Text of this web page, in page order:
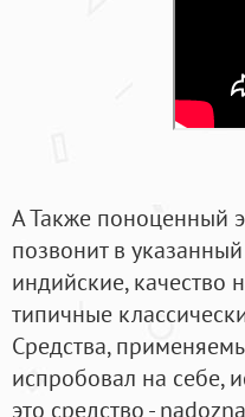
А Также поноценный
позвонит в
индийские, качество
типичные
Средства,
испробовал на себе,
это средство -